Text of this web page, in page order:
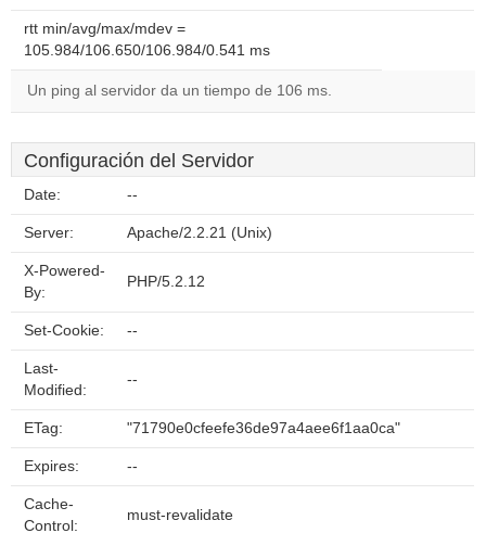
rtt min/avg/max/mdev =
105.984/106.650/106.984/0.541 ms
Un ping al servidor da un tiempo de 106 ms.
Configuración del Servidor
Date: --
Server: Apache/2.2.21 (Unix)
X-Powered-
By:
PHP/5.2.12
Set-Cookie: --
Last-
Modified:
--
ETag: "71790e0cfeefe36de97a4aee6f1aa0ca"
Expires: --
Cache-
Control:
must-revalidate